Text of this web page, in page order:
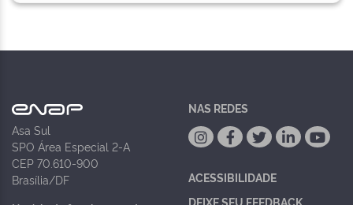
Asa Sul
SPO Área Especial 2-A
CEP 70.610-900
Brasília/DF
NAS REDES
ACESSIBILIDADE
DEIXE SEU FEEDBACK